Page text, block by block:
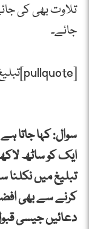
تلاوت بھی کی
جائے۔
[pullquote]تبلیغ کا ثواب:[/pullquote]
سوال: کہا جاتا
ایک کو ساٹھ
کرنے سے بھی
دعائیں جیسی